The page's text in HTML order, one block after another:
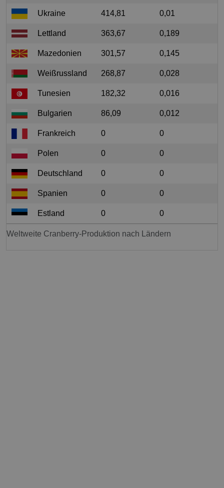
Weltweite Cranberry-Produktion nach Ländern
Ukraine 414,81 0,01
Lettland 363,67 0,189
Mazedonien 301,57 0,145
Weißrussland 268,87 0,028
Tunesien 182,32 0,016
Bulgarien 86,09 0,012
Frankreich 0 0
Polen 0 0
Deutschland 0 0
Spanien 0 0
Estland 0 0